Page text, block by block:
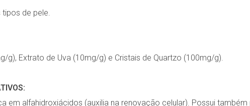
de pele.
g), Extrato de Uva (10mg/g) e Cristais de Quartzo (100mg/g).
em alfahidroxiácidos (auxilia na renovação celular). Possui